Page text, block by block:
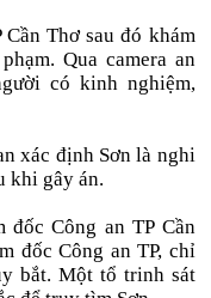
Thơ sau đó khám
Qua camera an
có kinh nghiệm,
xác định Sơn là nghi
khi gây án.
đốc Công an TP Cần
đốc Công an TP, chỉ
bắt. Một tổ trinh sát